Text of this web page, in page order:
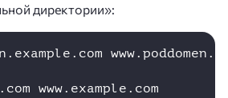
директории»:
www.example.com